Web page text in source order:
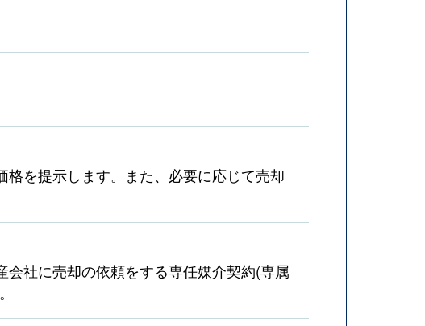
を提示します。また、必要に応じて売却
社に売却の依頼をする専任媒介契約(専属